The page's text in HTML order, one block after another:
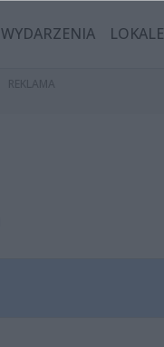
WYDARZENIA LOKALE